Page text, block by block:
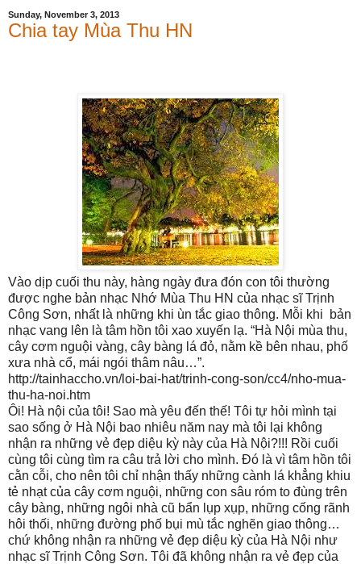
Sunday, November 3, 2013
Chia tay Mùa Thu HN
Vào dịp cuối thu này, hàng ngày đưa đón con tôi thường
được nghe bản nhạc Nhớ Mùa Thu HN của nhạc sĩ Trịnh
Công Sơn, nhất là những khi ùn tắc giao thông. Mỗi khi
bản
nhạc vang lên là tâm hồn tôi xao xuyến lạ. “Hà Nội mùa thu,
cây cơm nguội vàng, cây bàng lá đỏ, nằm kề bên nhau, phố
xưa nhà cổ, mái ngói thâm nâu…”.
http://tainhaccho.vn/loi-bai-hat/trinh-cong-son/cc4/nho-mua-
thu-ha-noi.htm
Ôi! Hà nội của tôi! Sao mà yêu đến thế! Tôi tự hỏi mình tại
sao sống ở Hà Nội bao nhiêu năm nay mà tôi lại không
nhận ra những vẻ đẹp diệu kỳ này của Hà Nội?!!! Rồi cuối
cùng tôi cùng tìm ra câu trả lời cho mình. Đó là vì tâm hồn tôi
cằn cỗi, cho nên tôi chỉ nhận thấy những cành lá khẳng khiu
tẻ nhạt của cây cơm nguội, những con sâu róm to đùng trên
cây bàng, những ngôi nhà cũ bẩn lụp xụp, những cống rãnh
hôi thối, những đường phố bụi mù tắc nghẽn giao thông…
chứ không nhận ra những vẻ đẹp diệu kỳ của Hà Nội như
nhạc sĩ Trịnh Công Sơn. Tôi đã không nhận ra vẻ đẹp của